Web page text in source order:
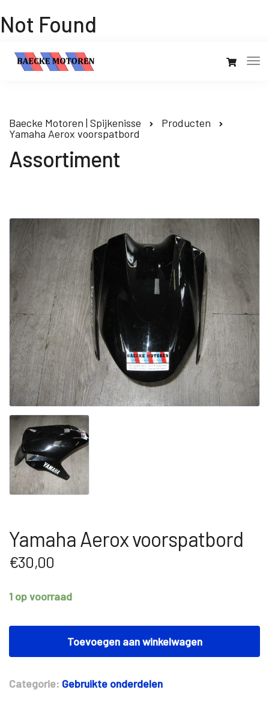
Not Found
Baecke Motoren | Spijkenisse
Producten
Yamaha Aerox voorspatbord
Assortiment
Yamaha Aerox voorspatbord
€30,00
1 op voorraad
Yamaha
voorspatbord
Toevoegen aan winkelwagen
Categorie: Gebruikte onderdelen